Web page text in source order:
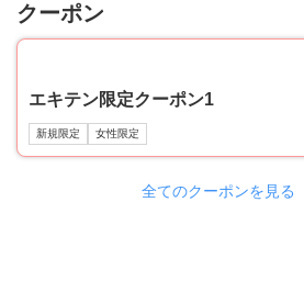
クーポン
エキテン限定クーポン1
新規限定 女性限定
全てのクーポンを見る